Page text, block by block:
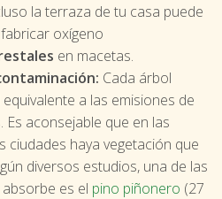
la terraza de tu casa puede
oxígeno
en macetas.
Cada árbol
a las emisiones de
Es aconsejable que en las
ciudades haya vegetación que
diversos estudios, una de las
es el pino piñonero (27